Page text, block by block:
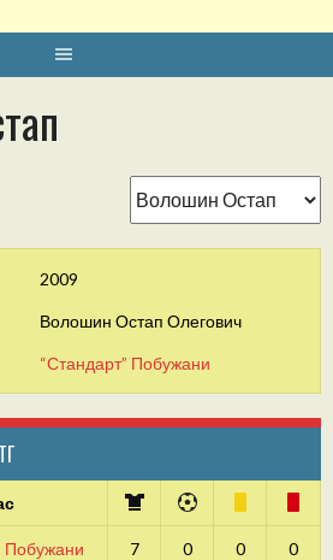
2009
Волошин Остап Олегович
“Стандарт” Побужани
Побужани 7 0 0 0